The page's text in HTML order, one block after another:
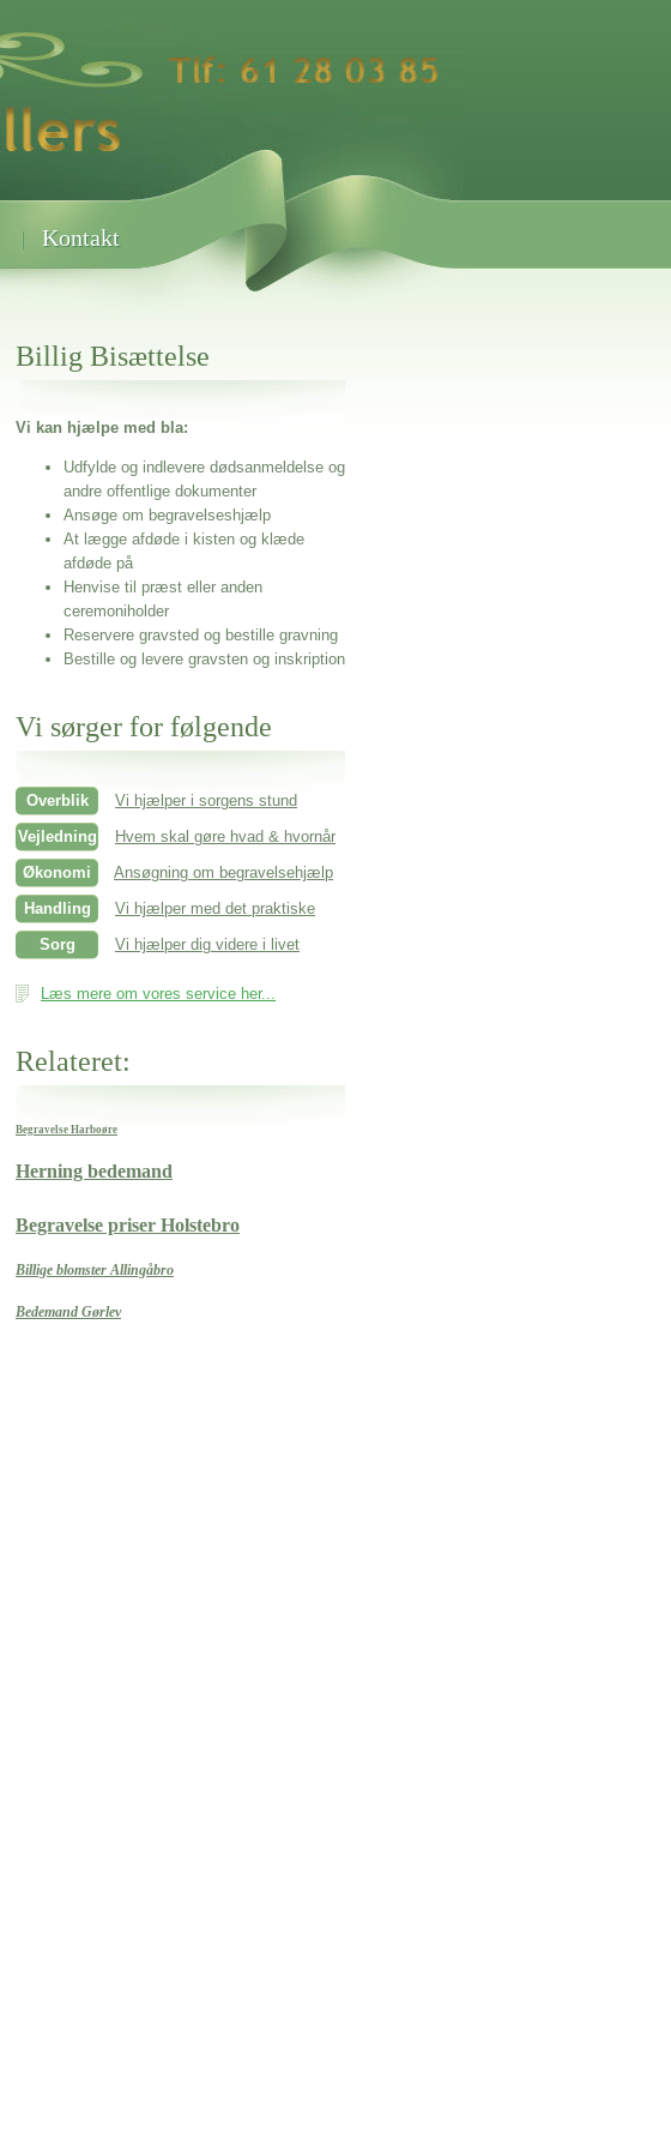
Kontakt
Billig Bisættelse
Vi kan hjælpe med bla:
Udfylde og indlevere dødsanmeldelse og
andre offentlige dokumenter
Ansøge om begravelseshjælp
At lægge afdøde i kisten og klæde
afdøde på
Henvise til præst eller anden
ceremoniholder
Reservere gravsted og bestille gravning
Bestille og levere gravsten og inskription
Vi sørger for følgende
Overblik
Vi hjælper i sorgens stund
Vejledning
Hvem skal gøre hvad & hvornår
Økonomi
Ansøgning om begravelsehjælp
Handling
Vi hjælper med det praktiske
Sorg
Vi hjælper dig videre i livet
Læs mere om vores service her...
Relateret:
Begravelse Harboøre
Herning bedemand
Begravelse priser Holstebro
Billige blomster Allingåbro
Bedemand Gørlev